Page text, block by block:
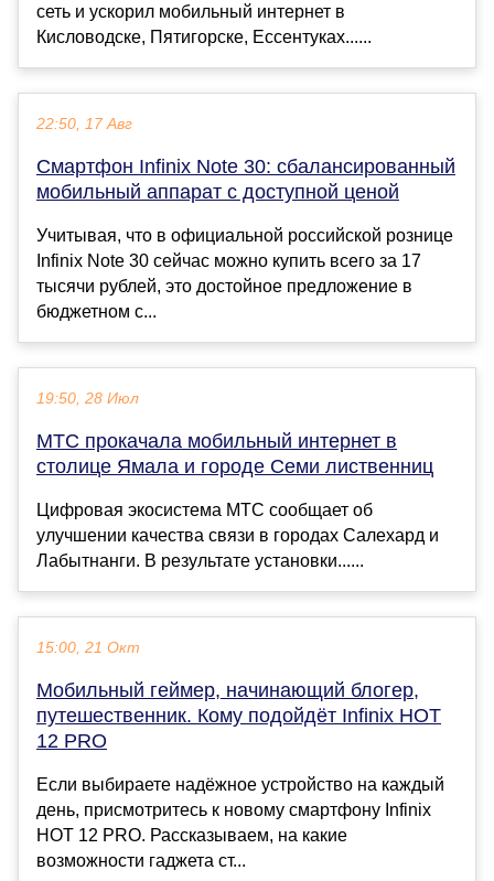
сеть и ускорил мобильный интернет в
Кисловодске, Пятигорске, Ессентуках......
22:50, 17 Авг
Смартфон Infinix Note 30: сбалансированный
мобильный аппарат с доступной ценой
Учитывая, что в официальной российской рознице
Infinix Note 30 сейчас можно купить всего за 17
тысячи рублей, это достойное предложение в
бюджетном с...
19:50, 28 Июл
МТС прокачала мобильный интернет в
столице Ямала и городе Семи лиственниц
Цифровая экосистема МТС сообщает об
улучшении качества связи в городах Салехард и
Лабытнанги. В результате установки......
15:00, 21 Окт
Мобильный геймер, начинающий блогер,
путешественник. Кому подойдёт Infinix HOT
12 PRO
Если выбираете надёжное устройство на каждый
день, присмотритесь к новому смартфону Infinix
HOT 12 PRO. Рассказываем, на какие
возможности гаджета ст...